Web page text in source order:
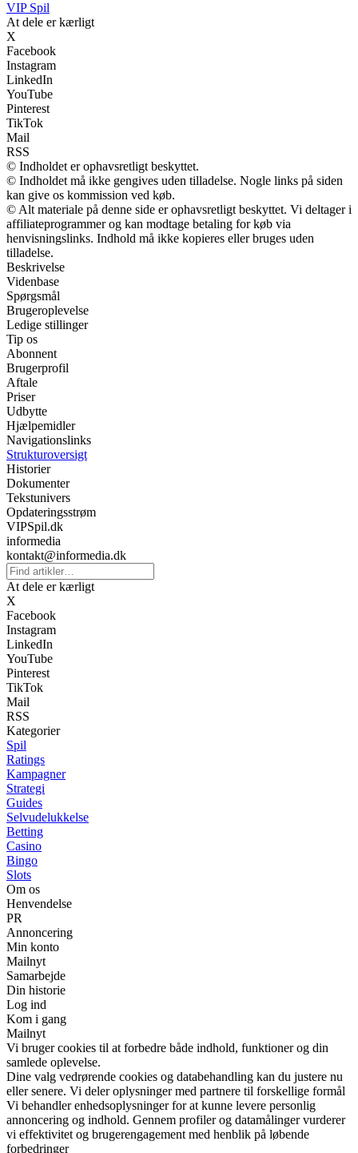
VIP Spil
At dele er kærligt
X
Facebook
Instagram
LinkedIn
YouTube
Pinterest
TikTok
Mail
RSS
© Indholdet er ophavsretligt beskyttet.
© Indholdet må ikke gengives uden tilladelse. Nogle links på siden
kan give os kommission ved køb.
© Alt materiale på denne side er ophavsretligt beskyttet. Vi deltager i
affiliateprogrammer og kan modtage betaling for køb via
henvisningslinks. Indhold må ikke kopieres eller bruges uden
tilladelse.
Beskrivelse
Videnbase
Spørgsmål
Brugeroplevelse
Ledige stillinger
Tip os
Abonnent
Brugerprofil
Aftale
Priser
Udbytte
Hjælpemidler
Navigationslinks
Strukturoversigt
Historier
Dokumenter
Tekstunivers
Opdateringsstrøm
VIPSpil.dk
informedia
kontakt@informedia.dk
At dele er kærligt
X
Facebook
Instagram
LinkedIn
YouTube
Pinterest
TikTok
Mail
RSS
Kategorier
Spil
Ratings
Kampagner
Strategi
Guides
Selvudelukkelse
Betting
Casino
Bingo
Slots
Om os
Henvendelse
PR
Annoncering
Min konto
Mailnyt
Samarbejde
Din historie
Log ind
Kom i gang
Mailnyt
Vi bruger cookies til at forbedre både indhold, funktioner og din
samlede oplevelse.
Dine valg vedrørende cookies og databehandling kan du justere nu
eller senere. Vi deler oplysninger med partnere til forskellige formål
Vi behandler enhedsoplysninger for at kunne levere personlig
annoncering og indhold. Gennem profiler og datamålinger vurderer
vi effektivitet og brugerengagement med henblik på løbende
forbedringer